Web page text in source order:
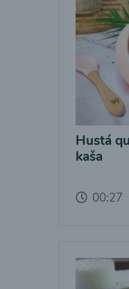
Hustá
kaša
00:27